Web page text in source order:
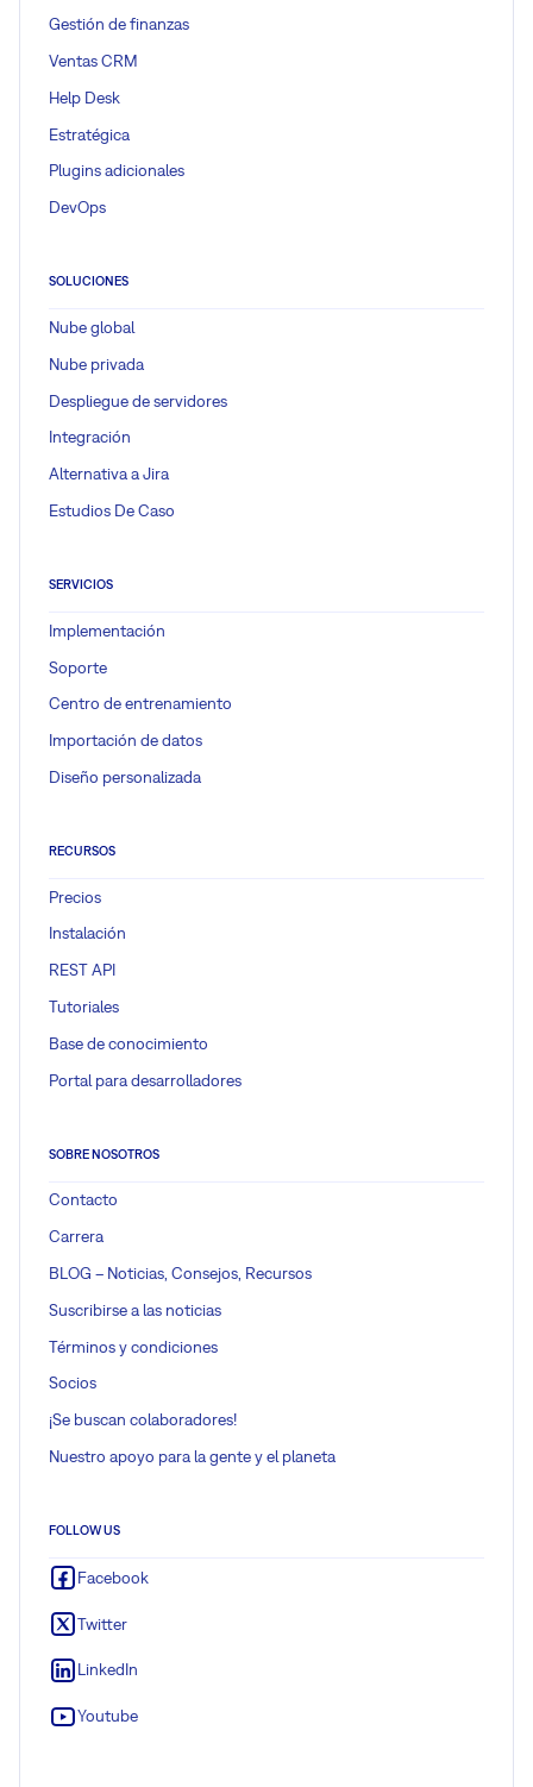
Gestión de finanzas
Ventas CRM
Help Desk
Estratégica
Plugins adicionales
DevOps
SOLUCIONES
Nube global
Nube privada
Despliegue de servidores
Integración
Alternativa a Jira
Estudios De Caso
SERVICIOS
Implementación
Soporte
Centro de entrenamiento
Importación de datos
Diseño personalizada
RECURSOS
Precios
Instalación
REST API
Tutoriales
Base de conocimiento
Portal para desarrolladores
SOBRE NOSOTROS
Contacto
Carrera
BLOG – Noticias, Consejos, Recursos
Suscribirse a las noticias
Términos y condiciones
Socios
¡Se buscan colaboradores!
Nuestro apoyo para la gente y el planeta
FOLLOW US
Facebook
Twitter
LinkedIn
Youtube